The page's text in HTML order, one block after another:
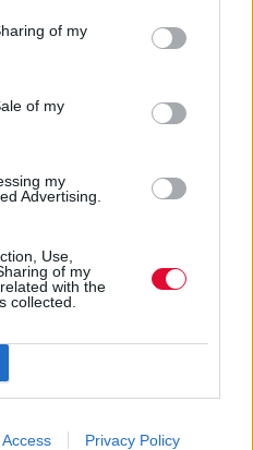
of my
of my
my
Advertising.
Use,
of my
with the
collected.
Privacy Policy
γυναικείο
το TikTok